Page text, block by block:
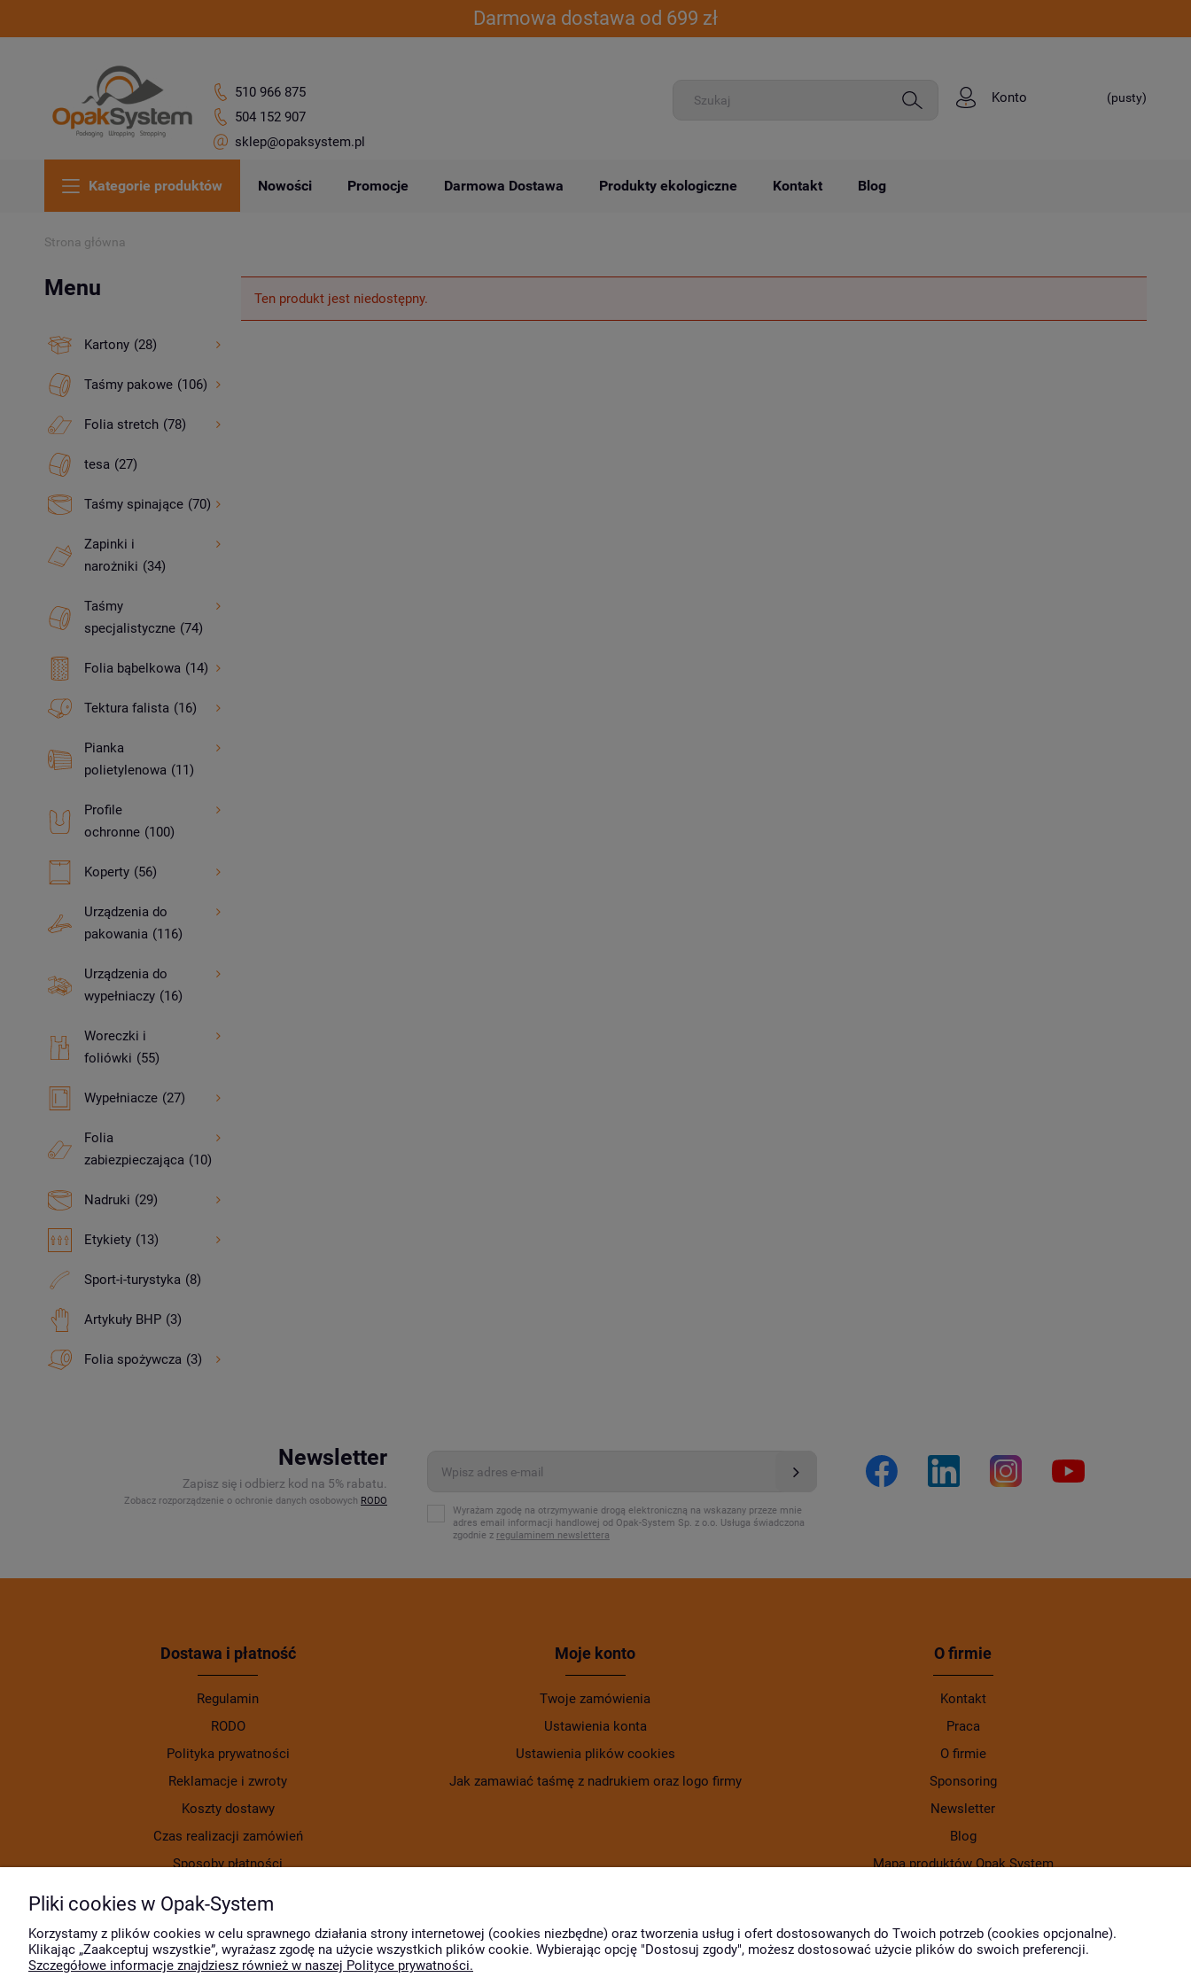
Darmowa dostawa od 699 zł
510 966 875
504 152 907
sklep@opaksystem.pl
(pusty)
Konto
Kategorie produktów Nowości Promocje Darmowa Dostawa Produkty ekologiczne Kontakt Blog
Strona główna
Menu
Kartony (28)
Taśmy pakowe (106)
Folia stretch (78)
tesa (27)
Taśmy spinające (70)
Zapinki i
narożniki (34)
Taśmy
specjalistyczne (74)
Folia bąbelkowa (14)
Tektura falista (16)
Pianka
polietylenowa (11)
Profile
ochronne (100)
Koperty (56)
Urządzenia do
pakowania (116)
Urządzenia do
wypełniaczy (16)
Woreczki i
foliówki (55)
Wypełniacze (27)
Folia
zabiezpieczająca (10)
Nadruki (29)
Etykiety (13)
Sport-i-turystyka (8)
Artykuły BHP (3)
Folia spożywcza (3)
Ten produkt jest niedostępny.
Newsletter
Zapisz się i odbierz kod na 5% rabatu.
Zobacz rozporządzenie o ochronie danych osobowych RODO
Wyrażam zgodę na otrzymywanie drogą elektroniczną na wskazany przeze mnie
adres email informacji handlowej od Opak-System Sp. z o.o. Usługa świadczona
zgodnie z regulaminem newslettera
Dostawa i płatność
Regulamin
RODO
Polityka prywatności
Reklamacje i zwroty
Koszty dostawy
Czas realizacji zamówień
Sposoby płatności
Moje konto
Twoje zamówienia
Ustawienia konta
Ustawienia plików cookies
Jak zamawiać taśmę z nadrukiem oraz logo firmy
O firmie
Kontakt
Praca
O firmie
Sponsoring
Newsletter
Blog
Mapa produktów Opak System
Pliki cookies w Opak-System
Korzystamy z plików cookies w celu sprawnego działania strony internetowej (cookies niezbędne) oraz tworzenia usług i ofert dostosowanych do Twoich potrzeb (cookies opcjonalne).
Klikając „Zaakceptuj wszystkie”, wyrażasz zgodę na użycie wszystkich plików cookie. Wybierając opcję "Dostosuj zgody", możesz dostosować użycie plików do swoich preferencji.
Szczegółowe informacje znajdziesz również w naszej Polityce prywatności.